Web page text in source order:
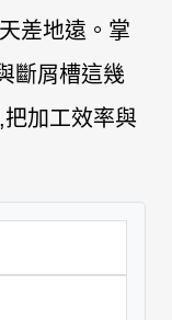
差地遠。掌
斷屑槽這幾
加工效率與